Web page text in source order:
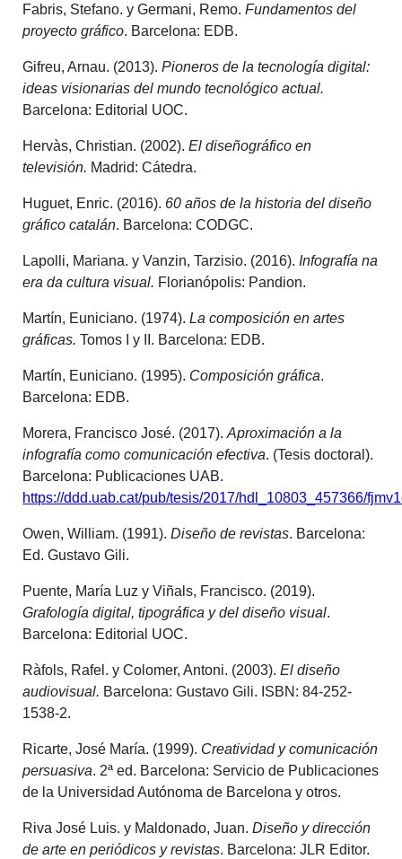
Fabris, Stefano. y Germani, Remo.Fundamentos del
proyecto gráfico. Barcelona: EDB.
Gifreu, Arnau. (2013).Pioneros de la tecnología digital:
ideas visionarias del mundo tecnológico actual.
Barcelona: Editorial UOC.
Hervàs, Christian. (2002).El diseñográfico en
televisión. Madrid: Cátedra.
Huguet, Enric. (2016). 60 años de la historia del diseño
gráfico catalán. Barcelona: CODGC.
Lapolli, Mariana. y Vanzin, Tarzisio. (2016). Infografía na
era da cultura visual. Florianópolis: Pandion.
Martín, Euniciano. (1974).La composición en artes
gráficas. Tomos I y II. Barcelona: EDB.
Martín, Euniciano. (1995). Composición gráfica.
Barcelona: EDB.
Morera, Francisco José. (2017).Aproximación a la
infografía como comunicación efectiva. (Tesis doctoral).
Barcelona: Publicaciones UAB.
https://ddd.uab.cat/pub/tesis/2017/hdl_10803_457366/
Owen, William. (1991).Diseño de revistas. Barcelona:
Ed. Gustavo Gili.
Puente, María Luz y Viñals, Francisco. (2019).
Grafología digital, tipográfica y del diseño visual.
Barcelona: Editorial UOC.
Ràfols, Rafel. y Colomer, Antoni. (2003).El diseño
audiovisual. Barcelona: Gustavo Gili. ISBN: 84-252-
1538-2.
Ricarte, José María. (1999). Creatividad y comunicación
persuasiva. 2ª ed. Barcelona: Servicio de Publicaciones
de la Universidad Autónoma de Barcelona y otros.
Riva José Luis. y Maldonado, Juan.Diseño y dirección
de arte en periódicos y revistas. Barcelona: JLR Editor.